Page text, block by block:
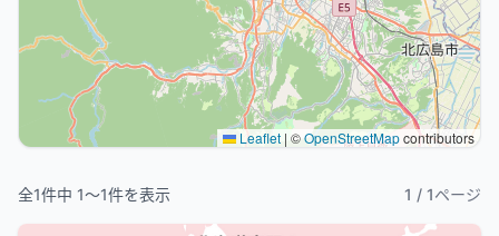
Leaflet | ©OpenStreetMapcontributors
全1件中 1〜1件を表示 1 / 1ページ